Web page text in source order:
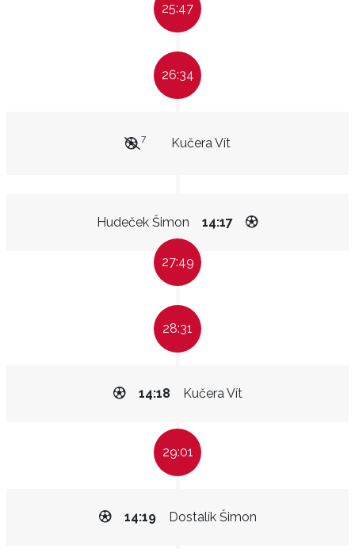
25:47
26:34
Kučera Vít
7
Hudeček Šimon 14:17
27:49
28:31
Kučera Vít
14:18
29:01
Dostalík Šimon
14:19